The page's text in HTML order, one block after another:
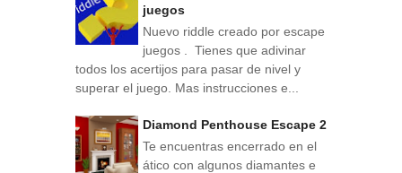
juegos
Nuevo riddle creado por escape
juegos . Tienes que adivinar
todos los acertijos para pasar de nivel y
superar el juego. Mas instrucciones e...
Diamond Penthouse Escape 2
Te encuentras encerrado en el
ático con algunos diamantes e